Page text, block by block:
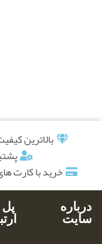
بالاترین
خرید با کارت
درباره
سایت